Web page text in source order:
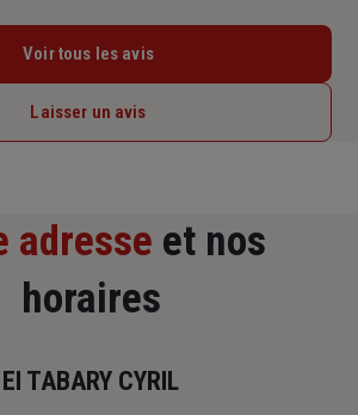
Voir tous les avis
Laisser un avis
adresse et nos
horaires
EI TABARY CYRIL